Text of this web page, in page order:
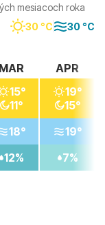
mesiacoch roka
30 °C 30 °C
MAR
15°
11°
18°
12%
APR
19°
15°
19°
7%